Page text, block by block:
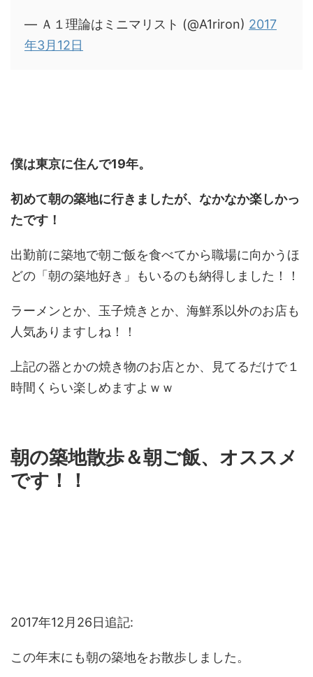
— Ａ１理論はミニマリスト (@A1riron) 2017
年3月12日
僕は東京に住んで19年。
初めて朝の築地に行きましたが、なかなか楽しかっ
たです！
出勤前に築地で朝ご飯を食べてから職場に向かうほ
どの「朝の築地好き」もいるのも納得しました！！
ラーメンとか、玉子焼きとか、海鮮系以外のお店も
人気ありますしね！！
上記の器とかの焼き物のお店とか、見てるだけで１
時間くらい楽しめますよｗｗ
朝の築地散歩＆朝ご飯、オススメ
です！！
2017年12月26日追記:
この年末にも朝の築地をお散歩しました。